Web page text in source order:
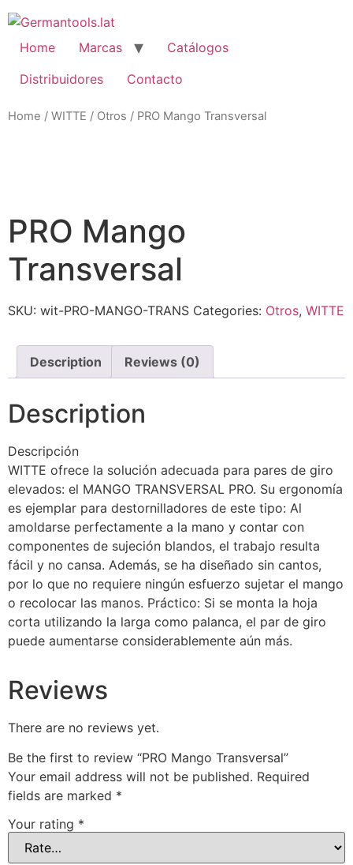
Skip
to
content
Home Marcas
Catálogos
Distribuidores
Contacto
Home / WITTE / Otros / PRO Mango Transversal
PRO Mango
Transversal
SKU: wit-PRO-MANGO-TRANS Categories: Otros, WITTE
Description Reviews (0)
Description
Descripción
WITTE ofrece la solución adecuada para pares de giro
elevados: el MANGO TRANSVERSAL PRO. Su ergonomía
es ejemplar para destornilladores de este tipo: Al
amoldarse perfectamente a la mano y contar con
componentes de sujeción blandos, el trabajo resulta
fácil y no cansa. Además, se ha diseñado sin cantos,
por lo que no requiere ningún esfuerzo sujetar el mango
o recolocar las manos. Práctico: Si se monta la hoja
corta utilizando la larga como palanca, el par de giro
puede aumentarse considerablemente aún más.
Reviews
There are no reviews yet.
Be the first to review “PRO Mango Transversal”
Your email address will not be published. Required
fields are marked *
Your rating *